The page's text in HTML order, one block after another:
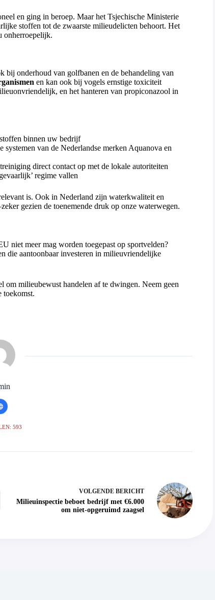
en ging in beroep. Maar het Tsjechische Ministerie
stoffen tot de zwaarste milieudelicten behoort. Het
onherroepelijk.
bij onderhoud van golfbanen en de behandeling van
en kan ook bij vogels ernstige toxiciteit
en het hanteren van propiconazool in
binnen uw bedrijf
van de Nederlandse merken Aquanova en
direct contact op met de lokale autoriteiten
regime vallen
is. Ook in Nederland zijn waterkwaliteit en
gezien de toenemende druk op onze waterwegen.
niet meer mag worden toegepast op sportvelden?
die aantoonbaar investeren in milieuvriendelijke
om milieubewust handelen af te dwingen. Neem geen
593
VOLGENDE BERICHT
Milieuinspectie beboet bedrijf met €6.000
om niet-opgeruimd zaagsel